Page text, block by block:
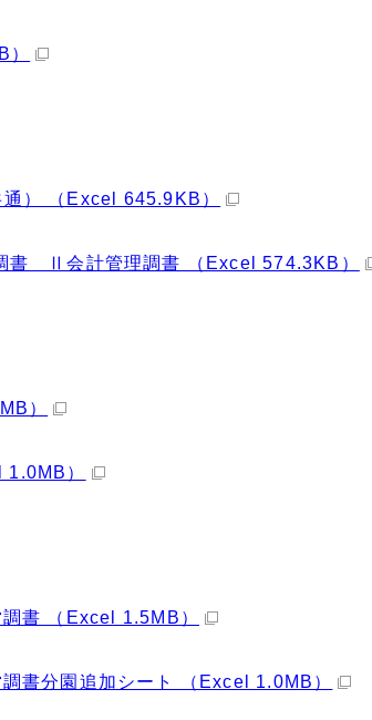
） （Excel 645.9KB）
書 Ⅱ会計管理調書 （Excel 574.3KB）
）
）
書 （Excel 1.5MB）
書分園追加シート （Excel 1.0MB）